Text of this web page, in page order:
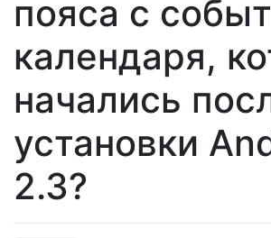
пояса с
календаря,
начались
установки
2.3?